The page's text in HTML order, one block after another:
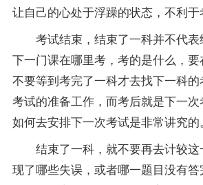
让自己的心处于浮躁的状态，不利于
考试结束，结束了一科并不代表
下一门课在哪里考，考的是什么，要
不要等到考完了一科才去找下一科
考试的准备工作，而考后就是下一
如何去安排下一次考试是非常讲究的。
结束了一科，就不要再去计较这
现了哪些失误，或者哪一题目没有